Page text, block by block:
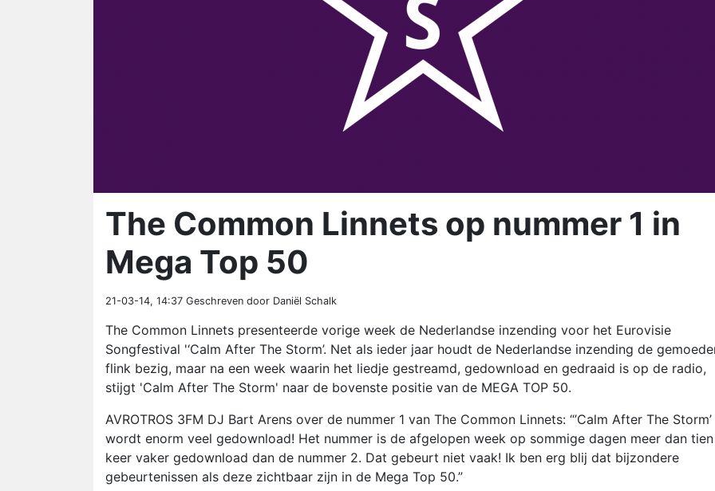
The Common Linnets op nummer 1 in
Mega Top 50
21-03-14, 14:37 Geschreven door Daniël Schalk
The Common Linnets presenteerde vorige week de Nederlandse inzending voor het Eurovisie
Songfestival '‘Calm After The Storm’. Net als ieder jaar houdt de Nederlandse inzending de
flink bezig, maar na een week waarin het liedje gestreamd, gedownload en gedraaid is op de radio,
stijgt 'Calm After The Storm' naar de bovenste positie van de MEGA TOP 50.
AVROTROS 3FM DJ Bart Arens over de nummer 1 van The Common Linnets: “’Calm After The Storm’
wordt enorm veel gedownload! Het nummer is de afgelopen week op sommige dagen meer dan tien
keer vaker gedownload dan de nummer 2. Dat gebeurt niet vaak! Ik ben erg blij dat bijzondere
gebeurtenissen als deze zichtbaar zijn in de Mega Top 50.”